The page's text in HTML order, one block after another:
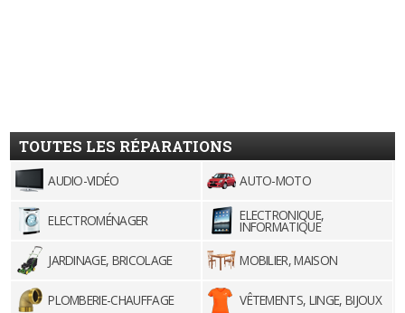
TOUTES LES RÉPARATIONS
AUDIO-VIDÉO AUTO-MOTO
ELECTROMÉNAGER ELECTRONIQUE,
INFORMATIQUE
JARDINAGE, BRICOLAGE
MOBILIER, MAISON
PLOMBERIE-CHAUFFAGE VÊTEMENTS, LINGE, BIJOUX